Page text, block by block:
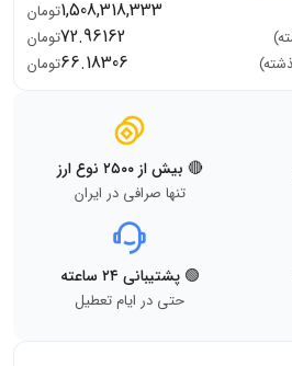
1,508,318,333تومان
72.96162تومان
66.18306تومان
🔴 بیش از ۲۵۰۰ نوع ارز
تنها صرافی در ایران
🟢 پشتیبانی ۲۴ ساعته
حتی در ایام تعطیل